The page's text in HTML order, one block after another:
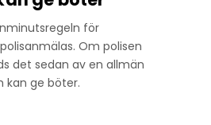
för
Om polisen
det sedan av en allmän
kan ge böter.